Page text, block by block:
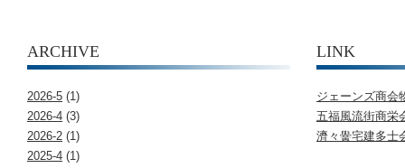
ARCHIVE
2026-5 (1)
2026-4 (3)
2026-2 (1)
2025-4 (1)
LINK
ジェーンズ商会
五福風流街商栄
濟々黌宅建多士